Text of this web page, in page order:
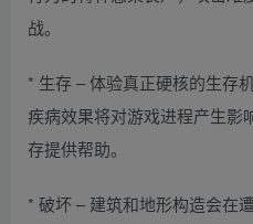
战。
* 生存 – 体验真正硬核的生存
疾病效果将对游戏进程产生影
存提供帮助。
* 破坏 – 建筑和地形构造会在